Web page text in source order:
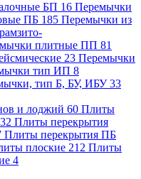
БП 16 Перемычки
ПБ 185 Перемычки из
плитные ПП 81
23 Перемычки
тип ИП 8
тип Б, БУ, ИБУ 33
и лоджий 60 Плиты
Плиты перекрытия
Плиты перекрытия ПБ
плоские 212 Плиты
4